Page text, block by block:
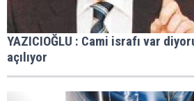
YAZICIOĞLU : Cami israfı var
açılıyor